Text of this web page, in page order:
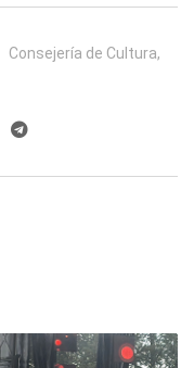
Consejería de Cultura,